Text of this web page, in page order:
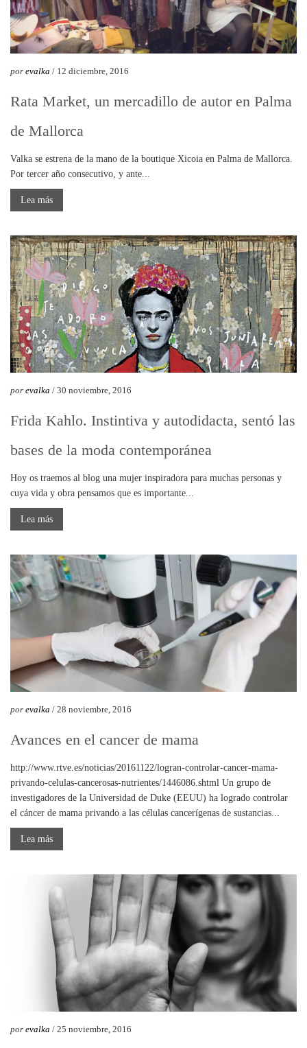
por evalka / 12 diciembre, 2016
Rata Market, un mercadillo de autor en Palma
de Mallorca
Valka se estrena de la mano de la boutique Xicoia en Palma de Mallorca.
Por tercer año consecutivo, y ante...
Lea más
por evalka / 30 noviembre, 2016
Frida Kahlo. Instintiva y autodidacta, sentó las
bases de la moda contemporánea
Hoy os traemos al blog una mujer inspiradora para muchas personas y
cuya vida y obra pensamos que es importante...
Lea más
por evalka / 28 noviembre, 2016
Avances en el cancer de mama
http://www.rtve.es/noticias/20161122/logran-controlar-cancer-mama-
privando-celulas-cancerosas-nutrientes/1446086.shtml Un grupo de
investigadores de la Universidad de Duke (EEUU) ha logrado controlar
el cáncer de mama privando a las células cancerígenas de sustancias...
Lea más
por evalka / 25 noviembre, 2016